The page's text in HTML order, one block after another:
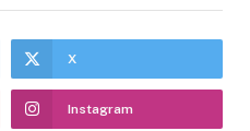
X
Instagram